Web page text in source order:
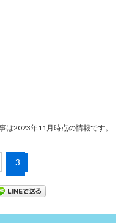
は2023年11月時点の情報です。
3